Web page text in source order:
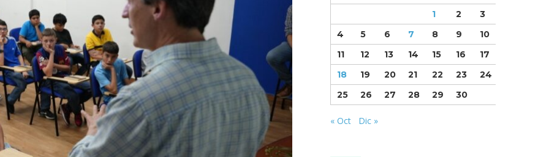
1
2
3
4
5 6 7 8 9
10
11
12 13 14 15 16
17
18
19 20 21 22 23
24
25
26 27 28 29 30
« Oct Dic »